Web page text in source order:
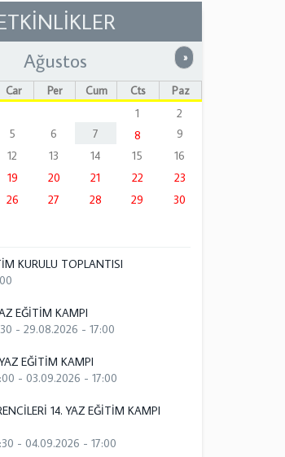
»Sonraki
Ağustos
Çar Per Cum Cts
Paz
1
2
5 6 7 8
9
12 13 14 15
16
19 20 21 22
23
26 27 28 29
30
KURULU TOPLANTISI
EĞİTİM KAMPI
-29.08.2026 - 17:00
EĞİTİM KAMPI
-03.09.2026 - 17:00
14. YAZ EĞİTİM KAMPI
-04.09.2026 - 17:00